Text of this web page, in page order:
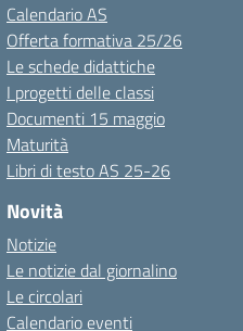
Calendario AS
Offerta formativa 25/26
Le schede didattiche
I progetti delle classi
Documenti 15 maggio
Maturità
Libri di testo AS 25-26
Novità
Notizie
Le notizie dal giornalino
Le circolari
Calendario eventi